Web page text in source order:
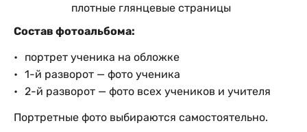
плотные глянцевые страницы
Состав фотоальбома:
портрет ученика на обложке
1-й разворот — фото ученика
2-й разворот — фото всех учеников и учителя
Портретные фото выбираются самостоятельно.